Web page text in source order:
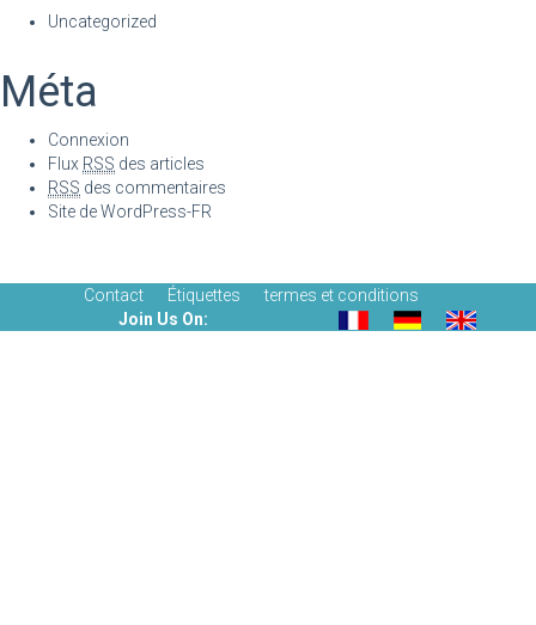
Uncategorized
Méta
Connexion
Flux RSS des articles
RSS des commentaires
Site de WordPress-FR
Contact Étiquettes
termes et conditions
Join Us On: